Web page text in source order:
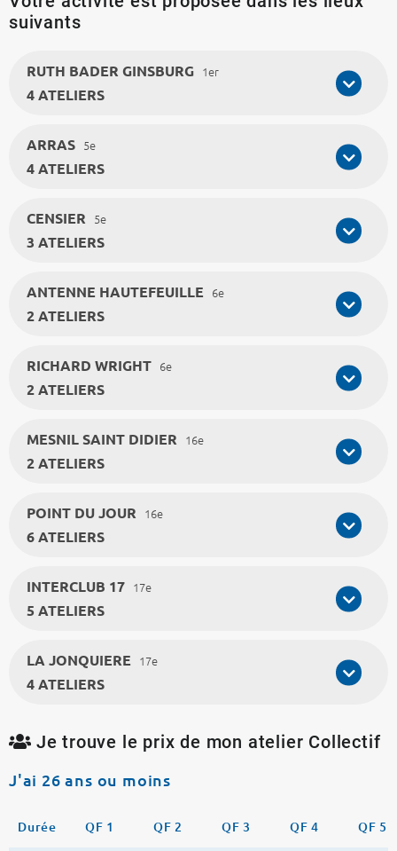
suivants
RUTH BADER GINSBURG 1er
4 ATELIERS
ARRAS 5e
4 ATELIERS
CENSIER 5e
3 ATELIERS
ANTENNE HAUTEFEUILLE 6e
2 ATELIERS
RICHARD WRIGHT 6e
2 ATELIERS
MESNIL SAINT DIDIER 16e
2 ATELIERS
POINT DU JOUR 16e
6 ATELIERS
INTERCLUB 17 17e
5 ATELIERS
LA JONQUIERE 17e
4 ATELIERS
Je trouve le prix de mon atelier Collectif
J'ai 26 ans ou moins
Durée QF 1 QF 2 QF 3 QF 4 QF 5